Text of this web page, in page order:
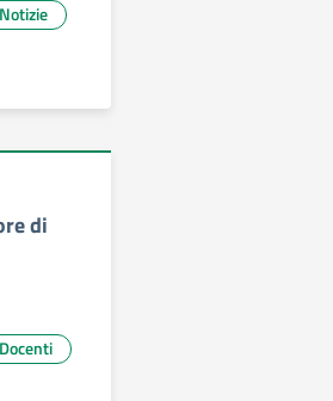
Notizie
di
Docenti